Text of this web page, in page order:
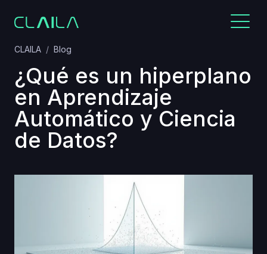
CLAILA Blog
¿Qué es un hiperplano
en Aprendizaje
Automático y Ciencia
de Datos?